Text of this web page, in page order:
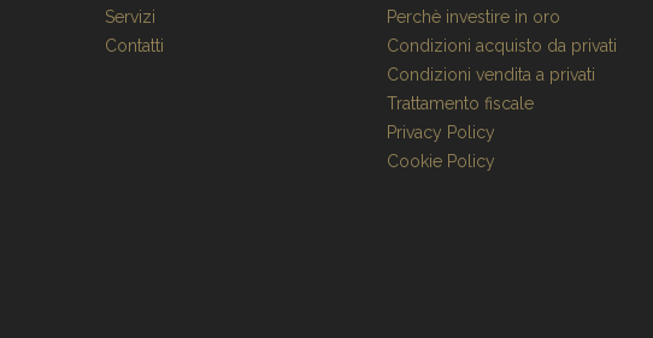
Servizi
Contatti
Perchè investire in oro
Condizioni acquisto da privati
Condizioni vendita a privati
Trattamento fiscale
Privacy Policy
Cookie Policy